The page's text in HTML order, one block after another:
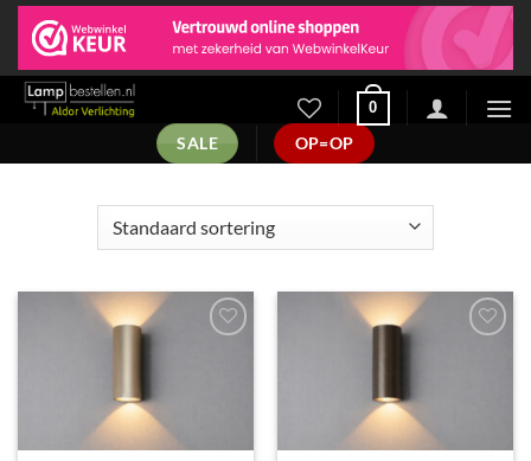
Ga
naar
inhoud
0
SALE OP=OP